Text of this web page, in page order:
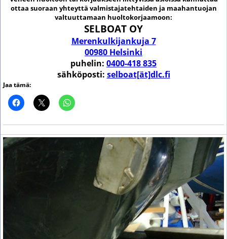
ottaa suoraan yhteyttä valmistajatehtaiden ja maahantuojan
valtuuttamaan huoltokorjaamoon:
SELBOAT OY
Merenkulkijankuja 7
00980 Helsinki
puhelin: 0400-418 835
sähköposti: selboat[ät]dlc.fi
Jaa tämä: